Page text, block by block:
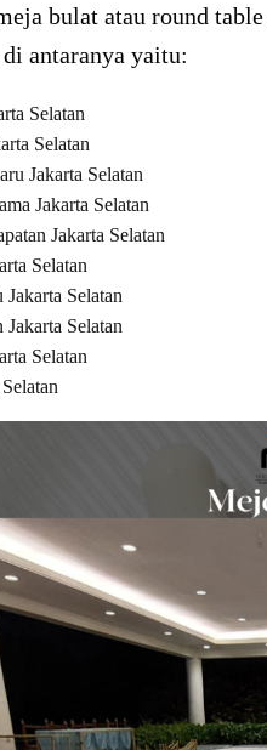
bulat atau round
antaranya yaitu:
Selatan
Selatan
Jakarta Selatan
Jakarta Selatan
Jakarta Selatan
Selatan
Selatan
Jakarta Selatan
Selatan